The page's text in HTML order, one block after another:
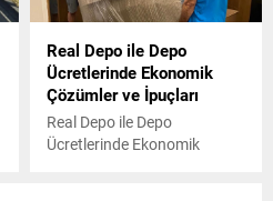
Real Depo ile Depo
Ücretlerinde Ekonomik
Çözümler ve İpuçları
Real Depo ile Depo
Ücretlerinde Ekonomik